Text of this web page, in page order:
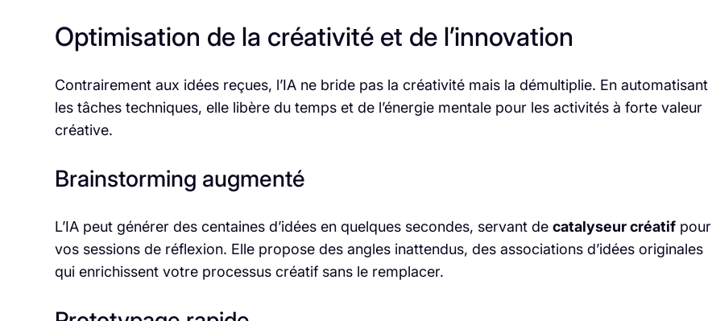
Optimisation de la créativité et de l’innovation
Contrairement aux idées reçues, l’IA ne bride pas la créativité mais la démultiplie. En automatisant
les tâches techniques, elle libère du temps et de l’énergie mentale pour les activités à forte valeur
créative.
Brainstorming augmenté
L’IA peut générer des centaines d’idées en quelques secondes, servant de catalyseur créatifpour
vos sessions de réflexion. Elle propose des angles inattendus, des associations d’idées originales
qui enrichissent votre processus créatif sans le remplacer.